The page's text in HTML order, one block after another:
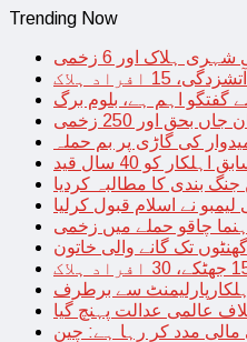
Trending Now
ہلاک اور 6 زخمی
افراد ہلاک
گفتگو اہم ہے، بلوم برگ
کی گاڑی پر بم حملہ
کو 40 سال قید
بندی کا مطالبہ کردیا
نے اسلام قبول کرلیا
چاقو حملے میں زخمی
عالمی عدالت پہنچ گیا
مالی مدد کر رہا ہے: چین